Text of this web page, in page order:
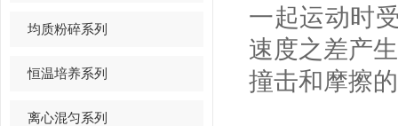
均质粉碎系列
恒温培养系列
离心混匀系列
一起运动时
速度之差产
撞击和摩擦